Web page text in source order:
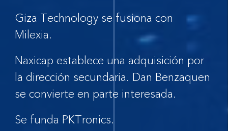
Giza Technology se fusiona con
Milexia.
Naxicap establece una adquisición por
la dirección secundaria. Dan Benzaquen
se convierte en parte interesada.
Se funda PKTronics.